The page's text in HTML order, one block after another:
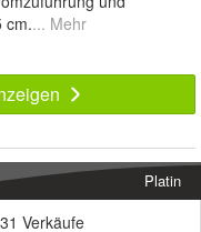
cm.... Mehr
Platin
Verkäufe